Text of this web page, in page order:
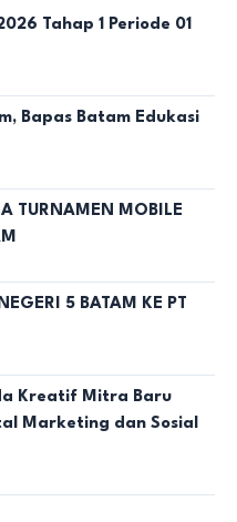
Tahap 1 Periode 01
Bapas Batam Edukasi
TURNAMEN MOBILE
5 BATAM KE PT
Kreatif Mitra Baru
Marketing dan Sosial